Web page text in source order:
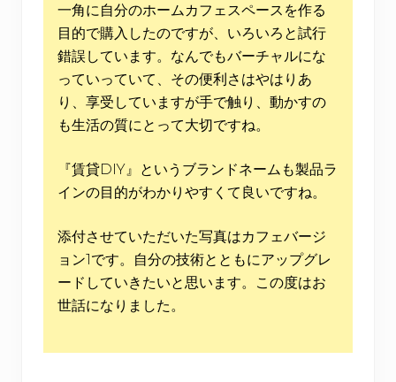
一角に自分のホームカフェスペースを作る
目的で購入したのですが、いろいろと試行
錯誤しています。なんでもバーチャルにな
っていっていて、その便利さはやはりあ
り、享受していますが手で触り、動かすの
も生活の質にとって大切ですね。
『賃貸DIY』というブランドネームも製品ラ
インの目的がわかりやすくて良いですね。
添付させていただいた写真はカフェバージ
ョン1です。自分の技術とともにアップグレ
ードしていきたいと思います。この度はお
世話になりました。